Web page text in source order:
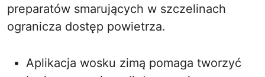
preparatów smarujących w szczelinach
ogranicza dostęp powietrza.
Aplikacja wosku zimą pomaga tworzyć